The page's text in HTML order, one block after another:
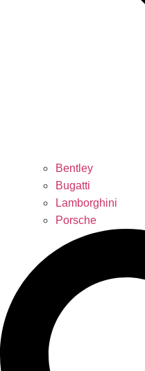
Bentley
Bugatti
Lamborghini
Porsche